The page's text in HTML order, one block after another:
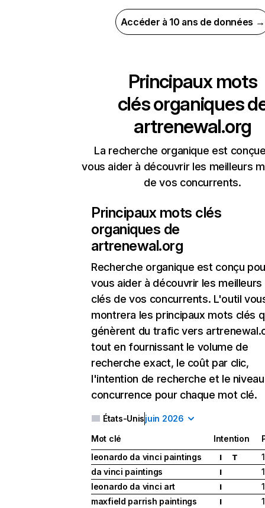
Accéder à 10 ans de données →
Principaux mots
clés organiques
artrenewal.org
La recherche organique est
vous aider à découvrir les meilleurs
de vos concurrents.
Principaux mots clés
organiques de
artrenewal.org
Recherche organique est conçu
vous aider à découvrir les
clés de vos concurrents. L'outil
montrera les principaux mots clés
génèrent du trafic vers
tout en fournissant le volume de
recherche exact, le coût par clic,
l'intention de recherche et le
concurrence pour chaque mot clé.
États-Unisjuin 2026
Mot clé Intention
leonardo da vinci paintings
I T
1
da vinci paintings
I
1
leonardo da vinci art
I
1
maxfield parrish paintings
I
1